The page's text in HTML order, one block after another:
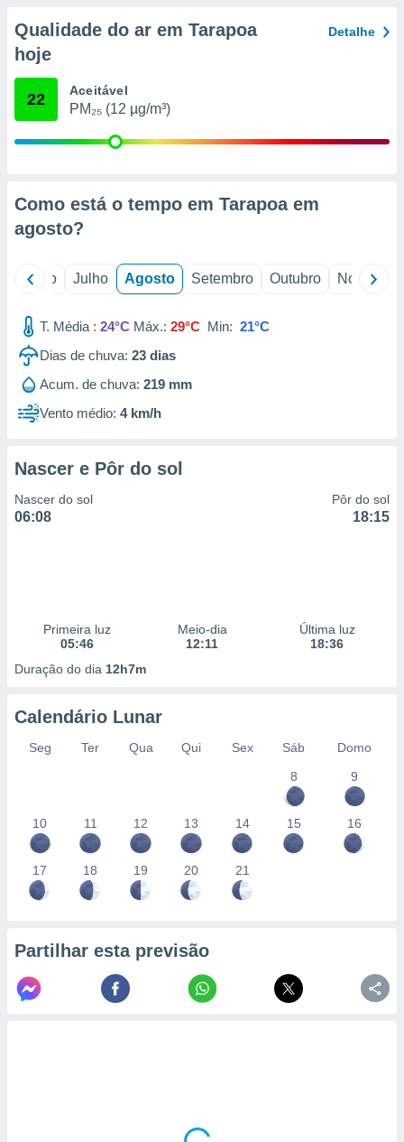
através
estudos
de
1199
Qualidade do ar em Tarapoa
hoje
Detalhe
22 Aceitável
PM₂₅ (12 µg/m³)
Como está o tempo em Tarapoa em
agosto?
Junho Julho Agosto Setembro Outubro Novembro
T. Média : 24°C Máx.: 29°C Min: 21°C
Dias de chuva: 23 dias
Acum. de chuva: 219 mm
Vento médio: 4 km/h
Nascer e Pôr do sol
Nascer do sol
06:08
Pôr do sol
18:15
Primeira luz
05:46
Meio-dia
12:11
Última luz
18:36
Duração do dia 12h7m
Calendário Lunar
Seg Ter Qua Qui Sex Sáb
Domo
8
9
10 11 12 13 14 15 16
17 18 19 20 21
Partilhar esta previsão